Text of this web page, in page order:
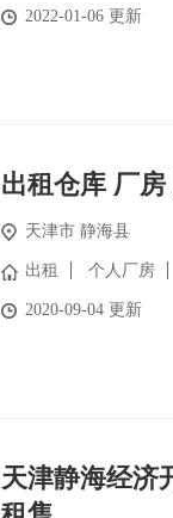
2022-01-06 更新
出租仓库 厂房
天津市 静海县
出租 个人厂房
2020-09-04 更新
天津静海经济